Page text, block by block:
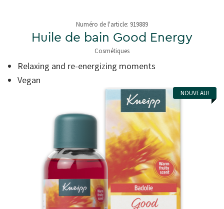
NOUVEAU!
Numéro de l'article: 919889
Huile de bain Good Energy
Cosmétiques
5 de 5 étoiles
Relaxing and re-energizing moments
Vegan